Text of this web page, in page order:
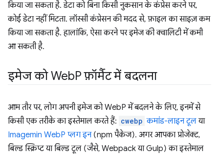
किया जा सकता है. डेटा को बिना किसी नुकसान के कंप्रेस करने पर,
कोई डेटा नहीं मिटता. लॉस्सी कंप्रेसन की मदद से, फ़ाइल का साइज़ कम
किया जा सकता है. हालांकि, ऐसा करने पर इमेज की क्वालिटी में कमी
आ सकती है.
इमेज को WebP फ़ॉर्मैट में बदलना
आम तौर पर, लोग अपनी इमेज को WebP में बदलने के लिए, इनमें से
किसी एक तरीके का इस्तेमाल करते हैं: cwebp कमांड-लाइन टूलया
Imagemin WebP प्लग इन(npm पैकेज). अगर आपका प्रोजेक्ट,
बिल्ड स्क्रिप्ट या बिल्ड टूल (जैसे, Webpack या Gulp) का इस्तेमाल